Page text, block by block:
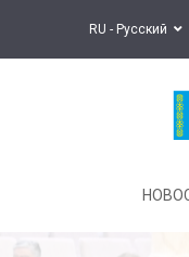
RU - Русский